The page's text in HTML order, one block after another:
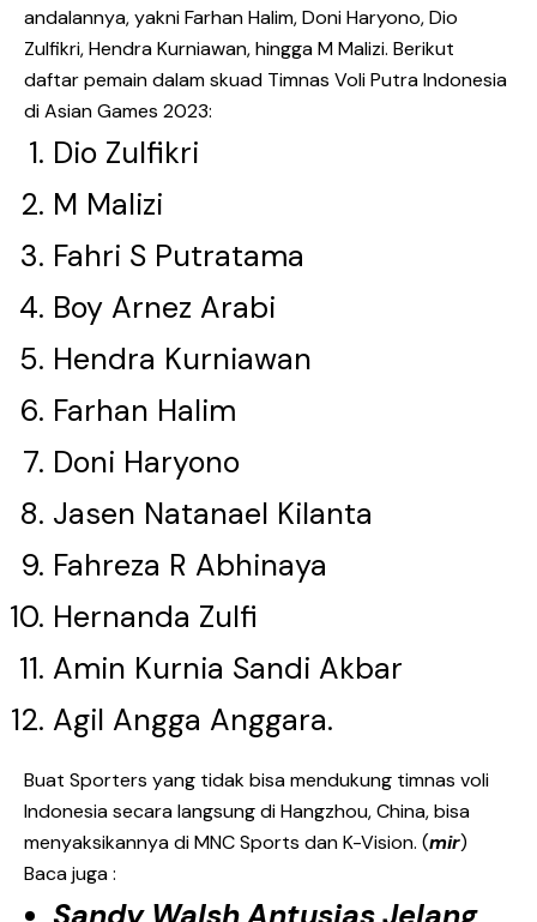
andalannya, yakni Farhan Halim, Doni Haryono, Dio
Zulfikri, Hendra Kurniawan, hingga M Malizi. Berikut
daftar pemain dalam skuad Timnas Voli Putra Indonesia
di Asian Games 2023:
Dio Zulfikri
M Malizi
Fahri S Putratama
Boy Arnez Arabi
Hendra Kurniawan
Farhan Halim
Doni Haryono
Jasen Natanael Kilanta
Fahreza R Abhinaya
Hernanda Zulfi
Amin Kurnia Sandi Akbar
Agil Angga Anggara.
Buat Sporters yang tidak bisa mendukung timnas voli
Indonesia secara langsung di Hangzhou, China, bisa
menyaksikannya di MNC Sports dan K-Vision. (mir)
Baca juga :